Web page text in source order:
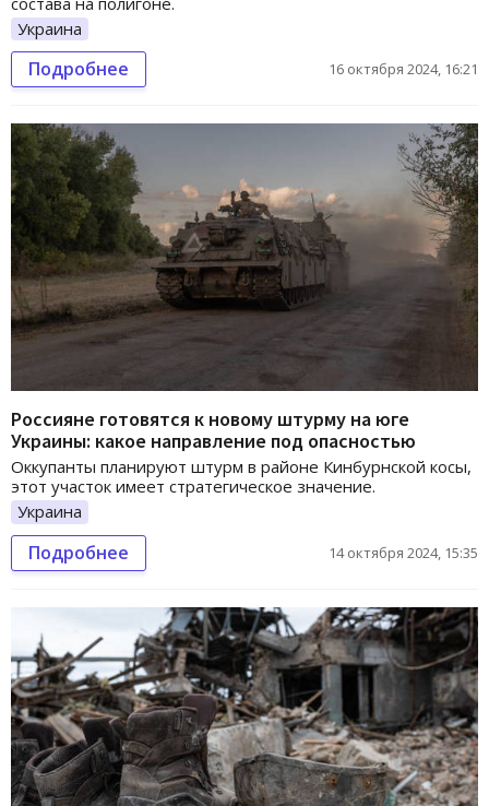
Украина
Подробнее 16 октября 2024, 16:21
Россияне готовятся к новому штурму на юге
Украины: какое направление под опасностью
Оккупанты планируют штурм в районе Кинбурнской косы,
этот участок имеет стратегическое значение.
Украина
Подробнее 14 октября 2024, 15:35